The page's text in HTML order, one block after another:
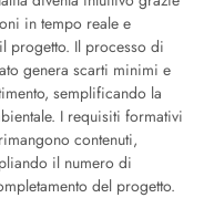
in tempo reale e
progetto. Il processo di
genera scarti minimi e
semplificando la
I requisiti formativi
contenuti,
il numero di
del progetto.